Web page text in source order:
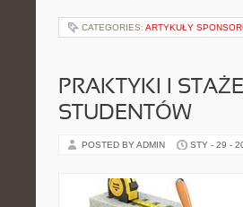
CATEGORIES: ARTYKUŁY
PRAKTYKI I
STUDENTÓW
POSTED BY ADMIN STY - 29 -